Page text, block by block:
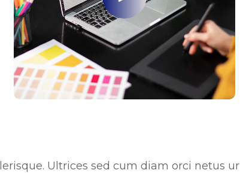
Ultrices sed cum diam orci netus